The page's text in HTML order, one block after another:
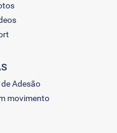
Adesão
movimento